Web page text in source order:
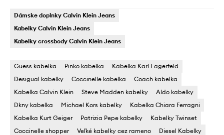
Dámske doplnky Calvin Klein Jeans
Kabelky Calvin Klein Jeans
Kabelky crossbody Calvin Klein Jeans
Guess kabelka Pinko kabelka
Kabelka Karl Lagerfeld
Desigual kabelky
Coccinelle kabelka
Coach kabelka
Kabelka Calvin Klein
Steve Madden kabelky
Aldo kabelky
Dkny kabelka
Michael Kors kabelky
Kabelka Chiara Ferragni
Kabelka Kurt Geiger
Patrizia Pepe kabelky
Kabelky Twinset
Coccinelle shopper
Veľké kabelky cez rameno
Diesel Kabelky